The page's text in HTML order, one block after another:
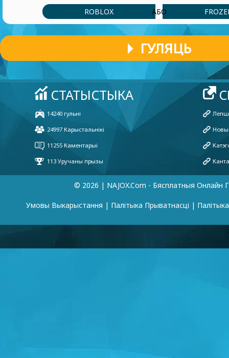
ROBLOX АБО
ГУЛЯЦЬ
© 2026 | NAJOX.com - Бясплатныя Онлайн
Умовы Выкарыстання | Палітыка Прыватнасці |